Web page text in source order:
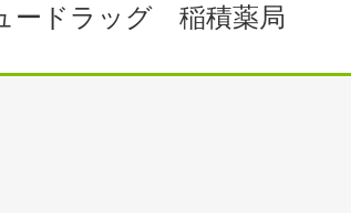
ードラッグ 稲積薬局